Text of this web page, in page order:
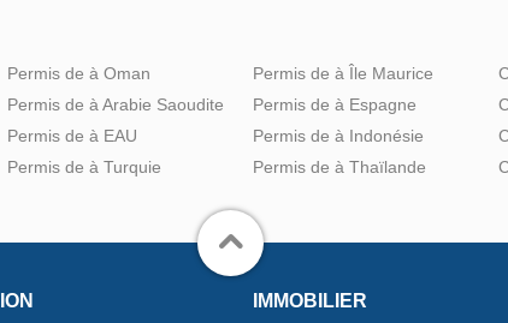
Permis de à Oman
Permis de à Arabie Saoudite
Permis de à EAU
Permis de à Turquie
Permis de à Île Maurice
Permis de à Espagne
Permis de à Indonésie
Permis de à Thaïlande
IMMOBILIER